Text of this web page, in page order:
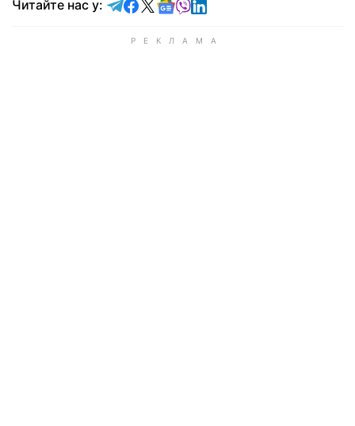
Читайте нас у: Читайте у Telegram
Читайте у Facebook
Читайте у X
Читайте у Google news
Читайте у Viber